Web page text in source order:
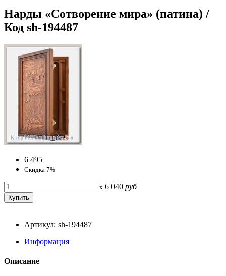
Нарды «Сотворение мира» (патина) /
Код sh-194487
6 495
Скидка 7%
x 6 040 руб
Артикул: sh-194487
Информация
Описание